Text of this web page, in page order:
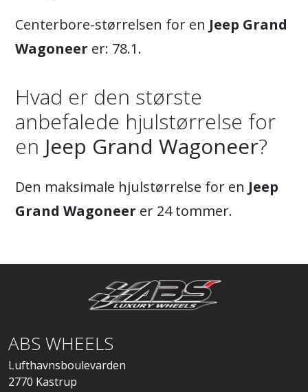
Centerbore-størrelsen for en Jeep Grand
Wagoneer er: 78.1.
Hvad er den største
anbefalede hjulstørrelse for
en Jeep Grand Wagoneer?
Den maksimale hjulstørrelse for en Jeep
Grand Wagoneer er 24 tommer.
ABS WHEELS
Lufthavnsboulevarden
2770 Kastrup